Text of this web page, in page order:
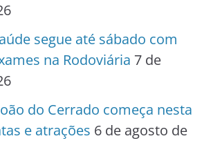
segue até sábado com
na Rodoviária 7 de
do Cerrado começa nesta
e atrações 6 de agosto de